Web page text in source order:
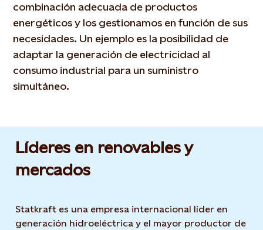
combinación adecuada de productos
energéticos y los gestionamos en función de sus
necesidades. Un ejemplo es la posibilidad de
adaptar la generación de electricidad al
consumo industrial para un suministro
simultáneo.
Líderes en renovables y
mercados
Statkraft es una empresa internacional líder en
generación hidroeléctrica y el mayor productor de